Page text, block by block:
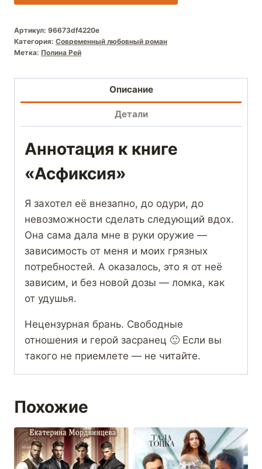
Артикул: 96673df4220e
Категория: Современный любовный роман
Метка: Полина Рей
Описание
Детали
Аннотация к книге
«Асфиксия»
Я захотел её внезапно, до одури, до
невозможности сделать следующий вдох.
Она сама дала мне в руки оружие —
зависимость от меня и моих грязных
потребностей. А оказалось, это я от неё
зависим, и без новой дозы — ломка, как
от удушья.
Нецензурная брань. Свободные
отношения и герой засранец 🙂 Если вы
такого не приемлете — не читайте.
Похожие